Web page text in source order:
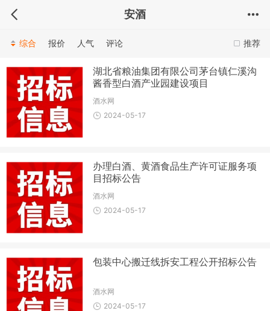
安酒
推荐
综合 报价 人气 评论
湖北省粮油集团有限公司茅台镇仁溪沟
酱香型白酒产业园建设项目
酒水网
2024-05-17
办理白酒、黄酒食品生产许可证服务项
目招标公告
酒水网
2024-05-17
包装中心搬迁线拆安工程公开招标公告
酒水网
2024-05-17